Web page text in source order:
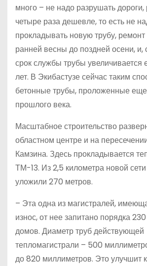
много – не надо разрушать
четыре раза дешевле, то есть не
прокладывать новую трубу,
ранней весны до поздней осени, и,
срок службы трубы увеличивается
лет. В Экибастузе сейчас таким
бетонные трубы, проложенные
прошлого века.
Масштабное строительство
областном центре и на
Камзина. Здесь прокладывается
ТМ-13. Из 2,5 километра новой
уложили 270 метров.
– Эта одна из магистралей,
износ, от нее запитано порядка
домов. Диаметр труб действующей
тепломагистрали – 500
до 820 миллиметров. Это улучшит